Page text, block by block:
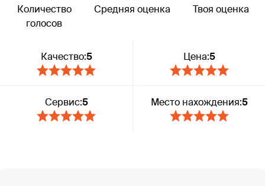
Количество
голосов
Средняя оценка Твоя оценка
Качество:5 Цена:5
Сервис:5 Место нахождения:5